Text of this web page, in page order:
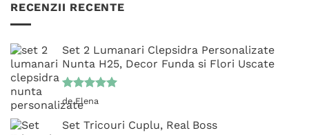
RECENZII RECENTE
Set 2 Lumanari Clepsidra Personalizate
Nunta H25, Decor Funda si Flori Uscate
Evaluat la
5din 5
de Elena
Set Tricouri Cuplu, Real Boss